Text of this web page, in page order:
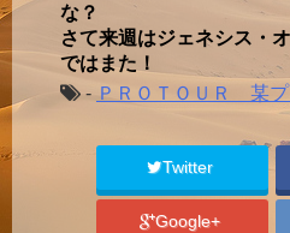
な？
さて来週はジェネシス・
ではまた！
- ＰＲＯＴＯＵＲ 某
Twitter
Google+